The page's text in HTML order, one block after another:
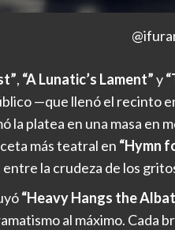
, “A Lunatic’s Lament”y
—que llenó el recinto
la platea en una masa en
más teatral en “Hymn
la crudeza de los
“Heavy Hangs the
al máximo. Cada